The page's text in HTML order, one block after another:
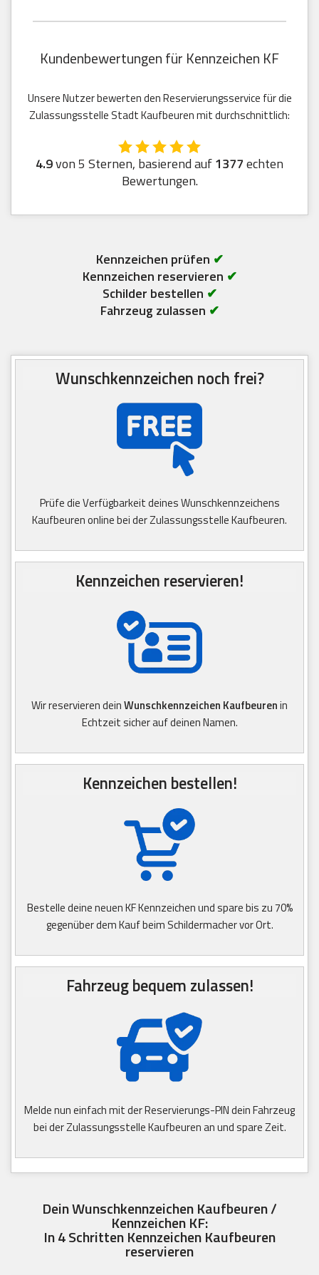
Kundenbewertungen für Kennzeichen KF
Unsere Nutzer bewerten den Reservierungsservice für die
Zulassungsstelle Stadt Kaufbeuren mit durchschnittlich:
4.9von 5 Sternen, basierend auf1377echten
Bewertungen.
Kennzeichen prüfen ✔
Kennzeichen reservieren ✔
Schilder bestellen ✔
Fahrzeug zulassen ✔
Wunschkennzeichen noch frei?
Prüfe die Verfügbarkeit deines Wunschkennzeichens
Kaufbeuren online bei der Zulassungsstelle Kaufbeuren.
Kennzeichen reservieren!
Wir reservieren deinWunschkennzeichen Kaufbeurenin
Echtzeit sicher auf deinen Namen.
Kennzeichen bestellen!
Bestelle deine neuen KF Kennzeichen und spare bis zu 70%
gegenüber dem Kauf beim Schildermacher vor Ort.
Fahrzeug bequem zulassen!
Melde nun einfach mit der Reservierungs-PIN dein Fahrzeug
bei der Zulassungsstelle Kaufbeuren an und spare Zeit.
Dein Wunschkennzeichen Kaufbeuren /
Kennzeichen KF:
In 4 Schritten Kennzeichen Kaufbeuren
reservieren